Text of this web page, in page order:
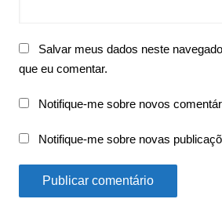
Salvar meus dados neste
que eu comentar.
Notifique-me sobre novos
Notifique-me sobre novas